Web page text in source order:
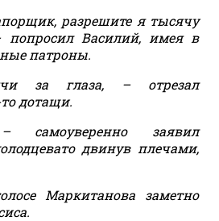
разрешите я тысячу
попросил Василий, имея в
патроны.
за глаза, – отрезал
дотащи.
заявил
двинув плечами,
Маркитанова заметно